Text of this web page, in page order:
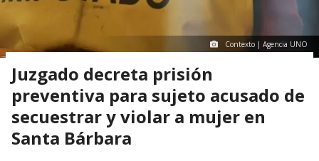
Contexto | Agencia UNO
Juzgado decreta prisión
preventiva para sujeto acusado de
secuestrar y violar a mujer en
Santa Bárbara